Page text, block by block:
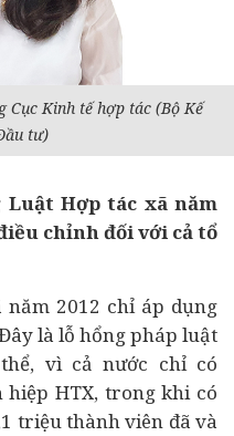
CụcKinh tếhợp tác (Bộ Kế
tư)
Hợp tác xã năm
chỉnh đối với cả tổ
2012 chỉ áp dụng
là lỗ hổng pháp luật
vì cả nước chỉ có
hiệp HTX, trong khi có
triệu thành viên đã và